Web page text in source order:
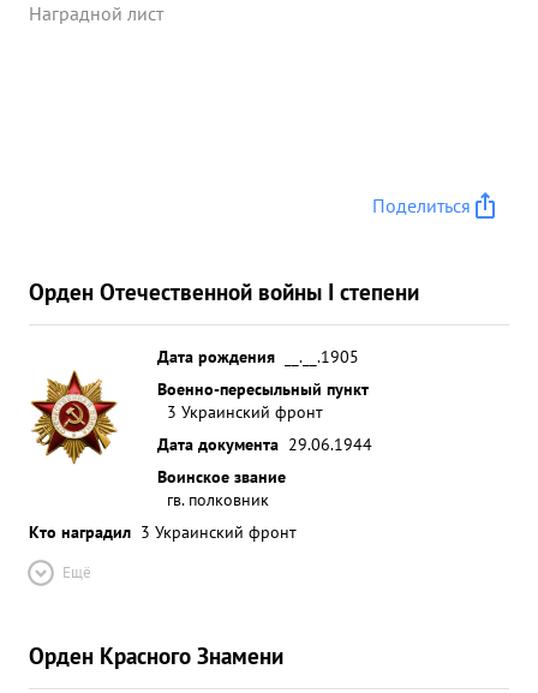
Наградной лист
Поделиться
Орден Отечественной войны I степени
Дата рождения
__.__.1905
Военно-пересыльный пункт
3 Украинский фронт
Дата документа 29.06.1944
Воинское звание
гв. полковник
Кто наградил 3 Украинский фронт
Ещё
Орден Красного Знамени